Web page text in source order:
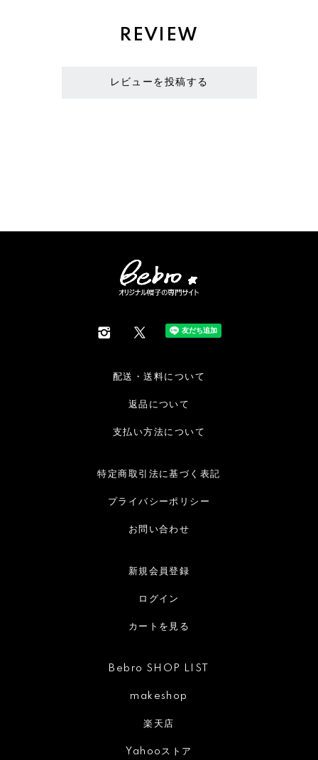
REVIEW
レビューを投稿する
配送・送料について
返品について
支払い方法について
特定商取引法に基づく表記
プライバシーポリシー
お問い合わせ
新規会員登録
ログイン
カートを見る
Bebro SHOP LIST
makeshop
楽天店
Yahooストア